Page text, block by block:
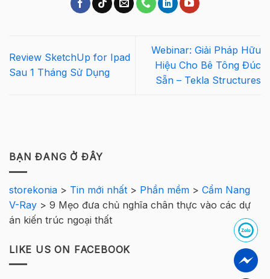
Review SketchUp for Ipad
Sau 1 Tháng Sử Dụng
Webinar: Giải Pháp Hữu
Hiệu Cho Bê Tông Đúc
Sẵn – Tekla Structures
BẠN ĐANG Ở ĐÂY
storekonia > Tin mới nhất > Phần mềm > Cẩm Nang
V-Ray > 9 Mẹo đưa chủ nghĩa chân thực vào các dự
án kiến trúc ngoại thất
LIKE US ON FACEBOOK